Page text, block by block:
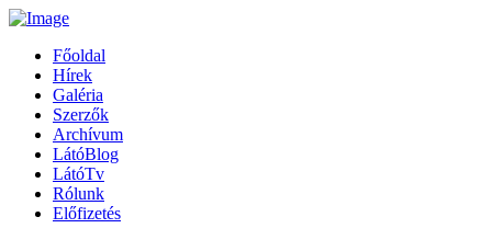
Főoldal
Hírek
Galéria
Szerzők
Archívum
LátóBlog
LátóTv
Rólunk
Előfizetés